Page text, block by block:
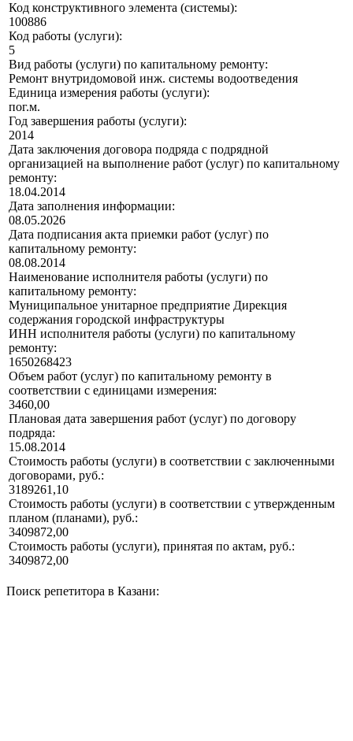
Код конструктивного элемента (системы):
100886
Код работы (услуги):
5
Вид работы (услуги) по капитальному ремонту:
Ремонт внутридомовой инж. системы водоотведения
Единица измерения работы (услуги):
пог.м.
Год завершения работы (услуги):
2014
Дата заключения договора подряда с подрядной
организацией на выполнение работ (услуг) по капитальному
ремонту:
18.04.2014
Дата заполнения информации:
08.05.2026
Дата подписания акта приемки работ (услуг) по
капитальному ремонту:
08.08.2014
Наименование исполнителя работы (услуги) по
капитальному ремонту:
Муниципальное унитарное предприятие Дирекция
содержания городской инфраструктуры
ИНН исполнителя работы (услуги) по капитальному
ремонту:
1650268423
Объем работ (услуг) по капитальному ремонту в
соответствии с единицами измерения:
3460,00
Плановая дата завершения работ (услуг) по договору
подряда:
15.08.2014
Стоимость работы (услуги) в соответствии с заключенными
договорами, руб.:
3189261,10
Стоимость работы (услуги) в соответствии с утвержденным
планом (планами), руб.:
3409872,00
Стоимость работы (услуги), принятая по актам, руб.:
3409872,00
Поиск репетитора в Казани: